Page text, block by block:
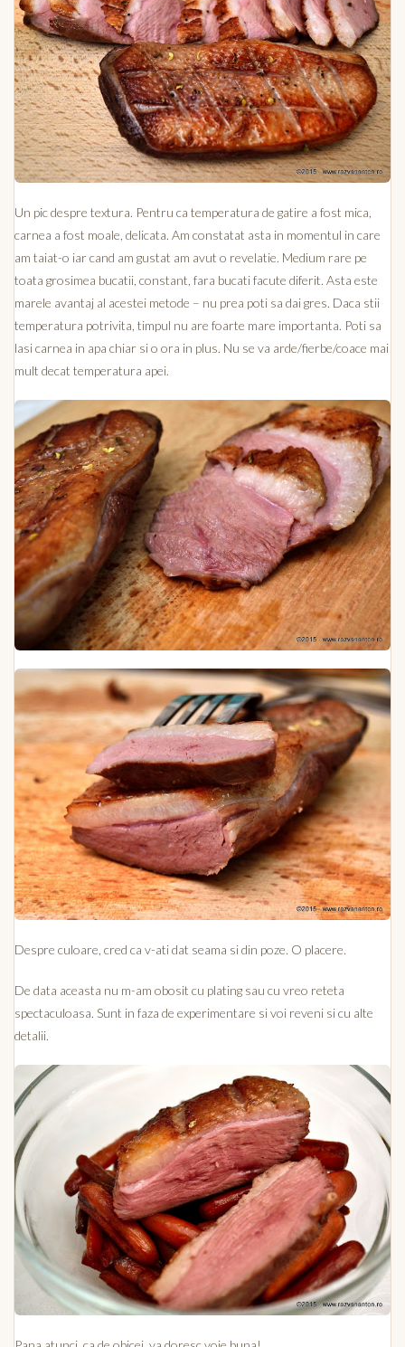
Un pic despre textura. Pentru ca temperatura de gatire a fost mica,
carnea a fost moale, delicata. Am constatat asta in momentul in care
am taiat-o iar cand am gustat am avut o revelatie. Medium rare pe
toata grosimea bucatii, constant, fara bucati facute diferit. Asta este
marele avantaj al acestei metode – nu prea poti sa dai gres. Daca stii
temperatura potrivita, timpul nu are foarte mare importanta. Poti sa
lasi carnea in apa chiar si o ora in plus. Nu se va arde/fierbe/coace mai
mult decat temperatura apei.
Despre culoare, cred ca v-ati dat seama si din poze. O placere.
De data aceasta nu m-am obosit cu plating sau cu vreo reteta
spectaculoasa. Sunt in faza de experimentare si voi reveni si cu alte
detalii.